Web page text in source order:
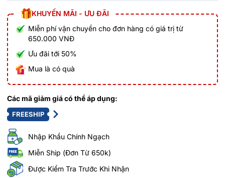
KHUYẾN MÃI - ƯU ĐÃI
Miễn phí vận chuyển cho đơn hàng có giá trị từ
650.000 VNĐ
Ưu đãi tới 50%
Mua là có quà
Các mã giảm giá có thể áp dụng:
FREESHIP
Nhập Khẩu Chính Ngạch
Miễn Ship (Đơn Từ 650k)
Được Kiểm Tra Trước Khi Nhận